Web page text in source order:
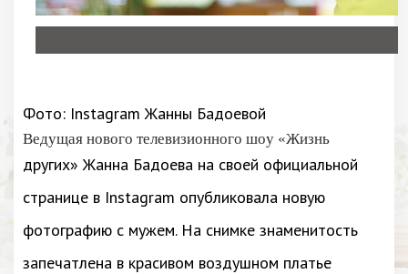
Фото: Instagram Жанны Бадоевой
Ведущая нового телевизионного шоу «Жизнь
других» Жанна Бадоева на своей официальной
странице в Instagram опубликовала новую
фотографию с мужем. На снимке знаменитость
запечатлена в красивом воздушном платье